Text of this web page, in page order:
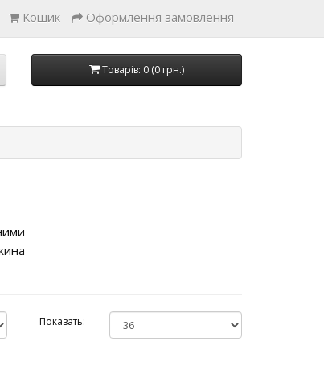
Кошик Оформлення замовлення
Товарів: 0 (0 грн.)
Показать: